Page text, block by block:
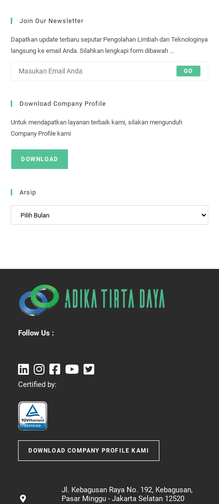
Join Our Newsletter
Dapatkan update terbaru seputar Pengolahan Limbah dan Teknologinya
langsung ke email Anda. Silahkan lengkapi form dibawah ...
GO
Download Company Profile
Untuk mendapatkan layanan terbaik kami, silakan mengunduh
Company Profile kami
DOWNLOAD
Arsip
Arsip
Follow Us :
Certified by:
DOWNLOAD COMPANY PROFILE KAMI
Jl. Kebagusan Raya No. 192, Kebagusan,
Pasar Minggu - Jakarta Selatan 12520